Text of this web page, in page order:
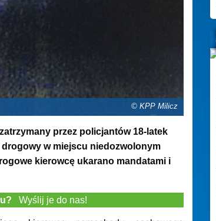
© KPP Milicz
przez policjantów 18-latek
drogowy w miejscu niedozwolonym
kierowcę ukarano mandatami i
Wyślij je do nas!